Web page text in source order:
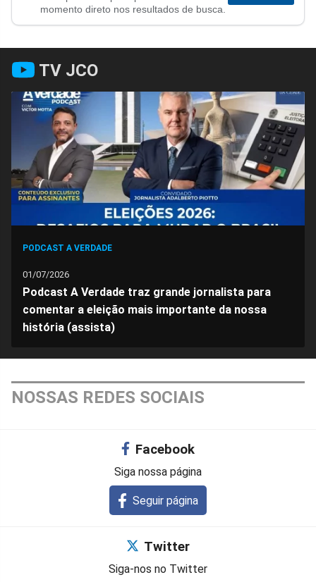
no
Facebook
no
Whatsapp
no
Twitter
no
Messenger
no
Telegram
no
Gettr
momento direto nos resultados de busca.
TV JCO
PODCAST A VERDADE
01/07/2026
Podcast A Verdade traz grande jornalista para
comentar a eleição mais importante da nossa
história (assista)
NOSSAS REDES SOCIAIS
Facebook
Siga nossa página
Seguir página
Twitter
Siga-nos no Twitter